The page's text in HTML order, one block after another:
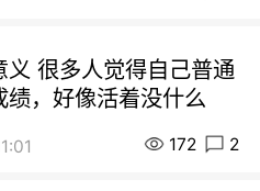
很多人觉得自己普通
，好像活着没什么
172 2